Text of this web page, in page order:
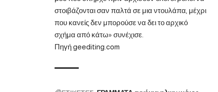
στοιβάζονται σαν παλτά σε μια ντουλάπα, μέχρι
που κανείς δεν μπορούσε να δει το αρχικό
σχήμα από κάτω» συνέχισε.
Πηγήgeediting.com